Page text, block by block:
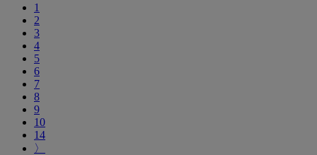
1
2
3
4
5
6
7
8
9
10
14
〉